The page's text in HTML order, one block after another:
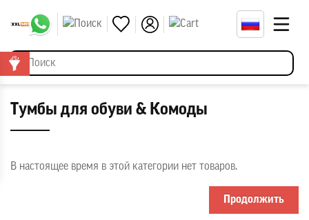
Тумбы для обуви & Комоды
В настоящее время в этой категории нет товаров.
Продолжить